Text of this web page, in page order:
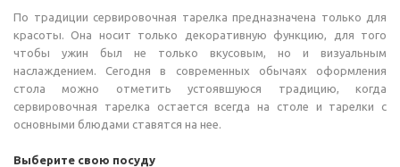
По традиции сервировочная тарелка предназначена только для
красоты. Она носит только декоративную функцию, для того
чтобы ужин был не только вкусовым, но и визуальным
наслаждением. Сегодня в современных обычаях оформления
стола можно отметить устоявшуюся традицию, когда
сервировочная тарелка остается всегда на столе и тарелки с
основными блюдами ставятся на нее.
Выберите свою посуду